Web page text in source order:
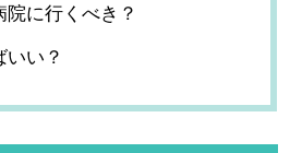
院に行くべき？
いい？